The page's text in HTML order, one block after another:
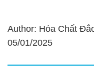
Author: Hóa Chất
05/01/2025